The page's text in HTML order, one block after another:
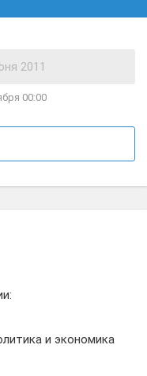
00:00
и экономика